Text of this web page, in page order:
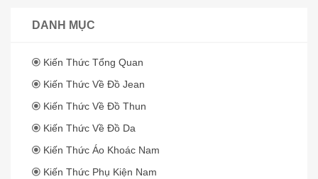
DANH MỤC
Kiến Thức Tổng Quan
Kiến Thức Về Đồ Jean
Kiến Thức Về Đồ Thun
Kiến Thức Về Đồ Da
Kiến Thức Áo Khoác Nam
Kiến Thức Phụ Kiện Nam